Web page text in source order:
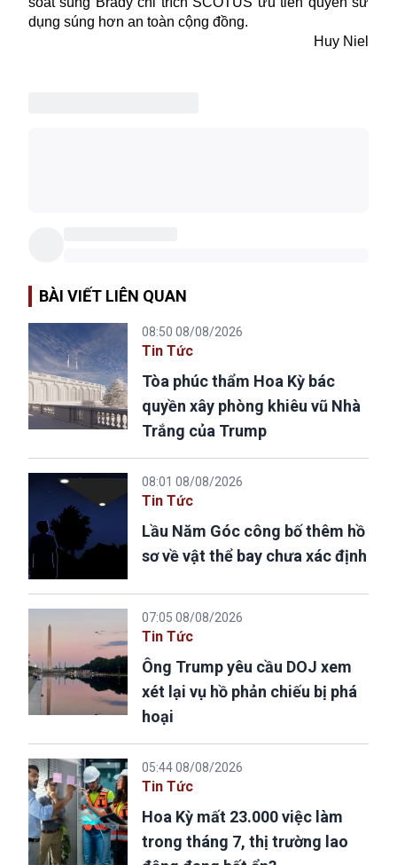
dụng súng hơn an toàn cộng đồng.
Huy Niel
BÀI VIẾT LIÊN QUAN
08:50 08/08/2026
Tin Tức
Tòa phúc thẩm Hoa Kỳ bác
quyền xây phòng khiêu vũ Nhà
Trắng của Trump
08:01 08/08/2026
Tin Tức
Lầu Năm Góc công bố thêm hồ
sơ về vật thể bay chưa xác định
07:05 08/08/2026
Tin Tức
Ông Trump yêu cầu DOJ xem
xét lại vụ hồ phản chiếu bị phá
hoại
05:44 08/08/2026
Tin Tức
Hoa Kỳ mất 23.000 việc làm
trong tháng 7, thị trường lao